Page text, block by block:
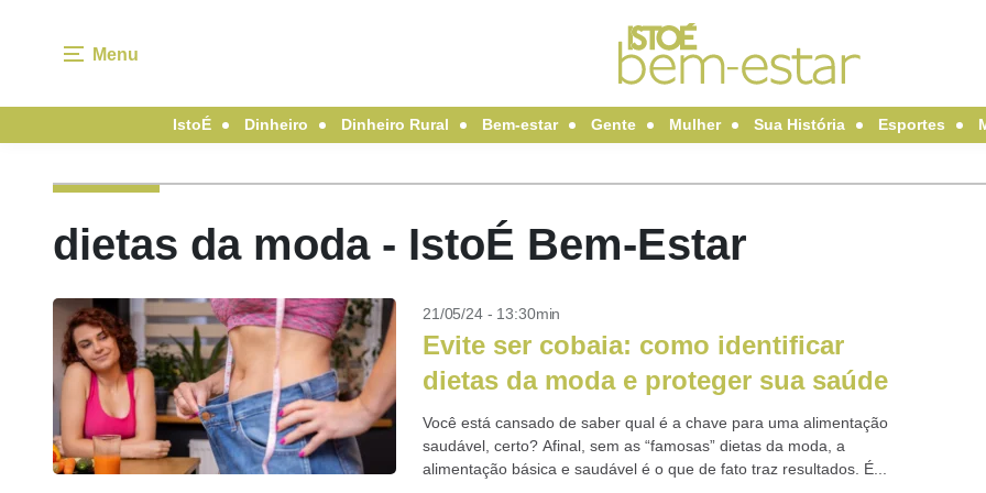
Menu
IstoÉ Dinheiro Dinheiro Rural Bem-estar Gente Mulher Sua História Esportes
dietas da moda - IstoÉ Bem-Estar
21/05/24 - 13:30min
Evite ser cobaia: como identificar
dietas da moda e proteger sua saúde
Você está cansado de saber qual é a chave para uma alimentação
saudável, certo? Afinal, sem as “famosas” dietas da moda, a
alimentação básica e saudável é o que de fato traz resultados. É...